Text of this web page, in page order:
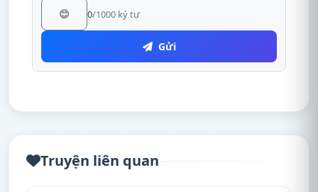
😊 0/1000 ký tự
Gửi
Truyện liên quan